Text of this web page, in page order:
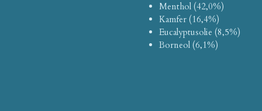
Menthol (42,0%)
Kamfer (16,4%)
Eucalyptusolie (8,5%)
Borneol (6,1%)